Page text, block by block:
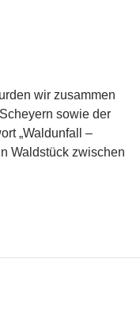
wir zusammen
sowie der
„Waldunfall –
Waldstück zwischen